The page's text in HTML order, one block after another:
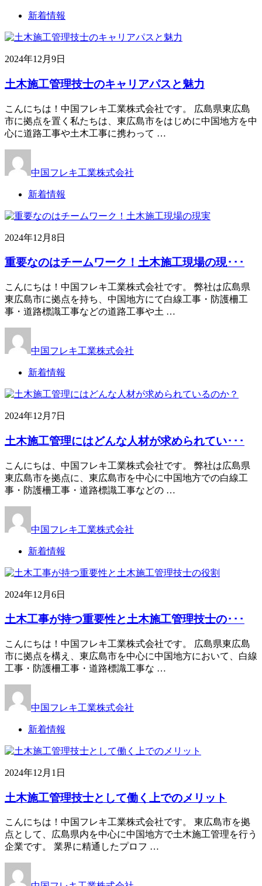
新着情報
2024年12月9日
土木施工管理技士のキャリアパスと魅力
こんにちは！中国フレキ工業株式会社です。 広島県東広島
市に拠点を置く私たちは、東広島市をはじめに中国地方を中
心に道路工事や土木工事に携わって …
中国フレキ工業株式会社
新着情報
2024年12月8日
重要なのはチームワーク！土木施工現場の現･･･
こんにちは！中国フレキ工業株式会社です。 弊社は広島県
東広島市に拠点を持ち、中国地方にて白線工事・防護柵工
事・道路標識工事などの道路工事や土 …
中国フレキ工業株式会社
新着情報
2024年12月7日
土木施工管理にはどんな人材が求められてい･･･
こんにちは、中国フレキ工業株式会社です。 弊社は広島県
東広島市を拠点に、東広島市を中心に中国地方での白線工
事・防護柵工事・道路標識工事などの …
中国フレキ工業株式会社
新着情報
2024年12月6日
土木工事が持つ重要性と土木施工管理技士の･･･
こんにちは！中国フレキ工業株式会社です。 広島県東広島
市に拠点を構え、東広島市を中心に中国地方において、白線
工事・防護柵工事・道路標識工事な …
中国フレキ工業株式会社
新着情報
2024年12月1日
土木施工管理技士として働く上でのメリット
こんにちは！中国フレキ工業株式会社です。 東広島市を拠
点として、広島県内を中心に中国地方で土木施工管理を行う
企業です。 業界に精通したプロフ …